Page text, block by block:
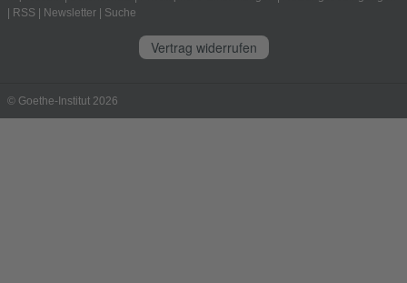
RSS Newsletter Suche
Vertrag widerrufen
© Goethe-Institut 2026